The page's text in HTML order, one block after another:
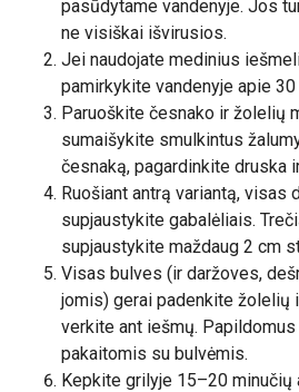
pasūdytame vandenyje. Jos
ne visiškai išvirusios.
Jei naudojate medinius
pamirkykite vandenyje apie 30
Paruoškite česnako ir žolelių
sumaišykite smulkintus
česnaką, pagardinkite druska
Ruošiant antrą variantą, visas
supjaustykite gabalėliais.
supjaustykite maždaug 2 cm
Visas bulves (ir daržoves,
jomis) gerai padenkite žolelių
verkite ant iešmų.
pakaitomis su bulvėmis.
Kepkite grilyje 15–20 minučių